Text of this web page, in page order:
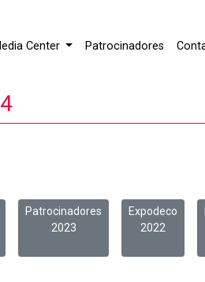
Center Patrocinadores
Patrocinadores
2023
Expodeco
2022